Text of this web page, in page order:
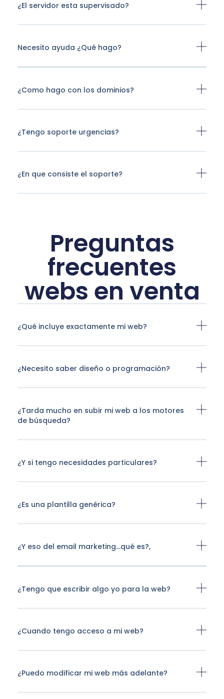
¿El servidor esta supervisado?
Necesito ayuda ¿Qué hago?
¿Como hago con los dominios?
¿Tengo soporte urgencias?
¿En que consiste el soporte?
Preguntas
frecuentes
webs en venta
¿Qué incluye exactamente mi web?
¿Necesito saber diseño o programación?
¿Tarda mucho en subir mi web a los motores
de búsqueda?
¿Y si tengo necesidades particulares?
¿Es una plantilla genérica?
¿Y eso del email marketing…qué es?,
¿Tengo que escribir algo yo para la web?
¿Cuando tengo acceso a mi web?
¿Puedo modificar mi web más adelante?